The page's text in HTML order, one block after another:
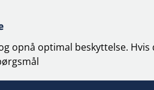
opnå optimal beskyttelse.